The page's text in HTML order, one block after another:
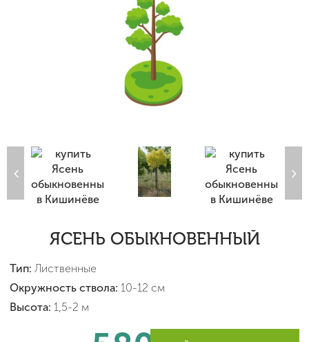
ЯСЕНЬ ОБЫКНОВЕННЫЙ
Тип: Лиственные
Окружность ствола: 10-12 см
Высота: 1,5-2 м